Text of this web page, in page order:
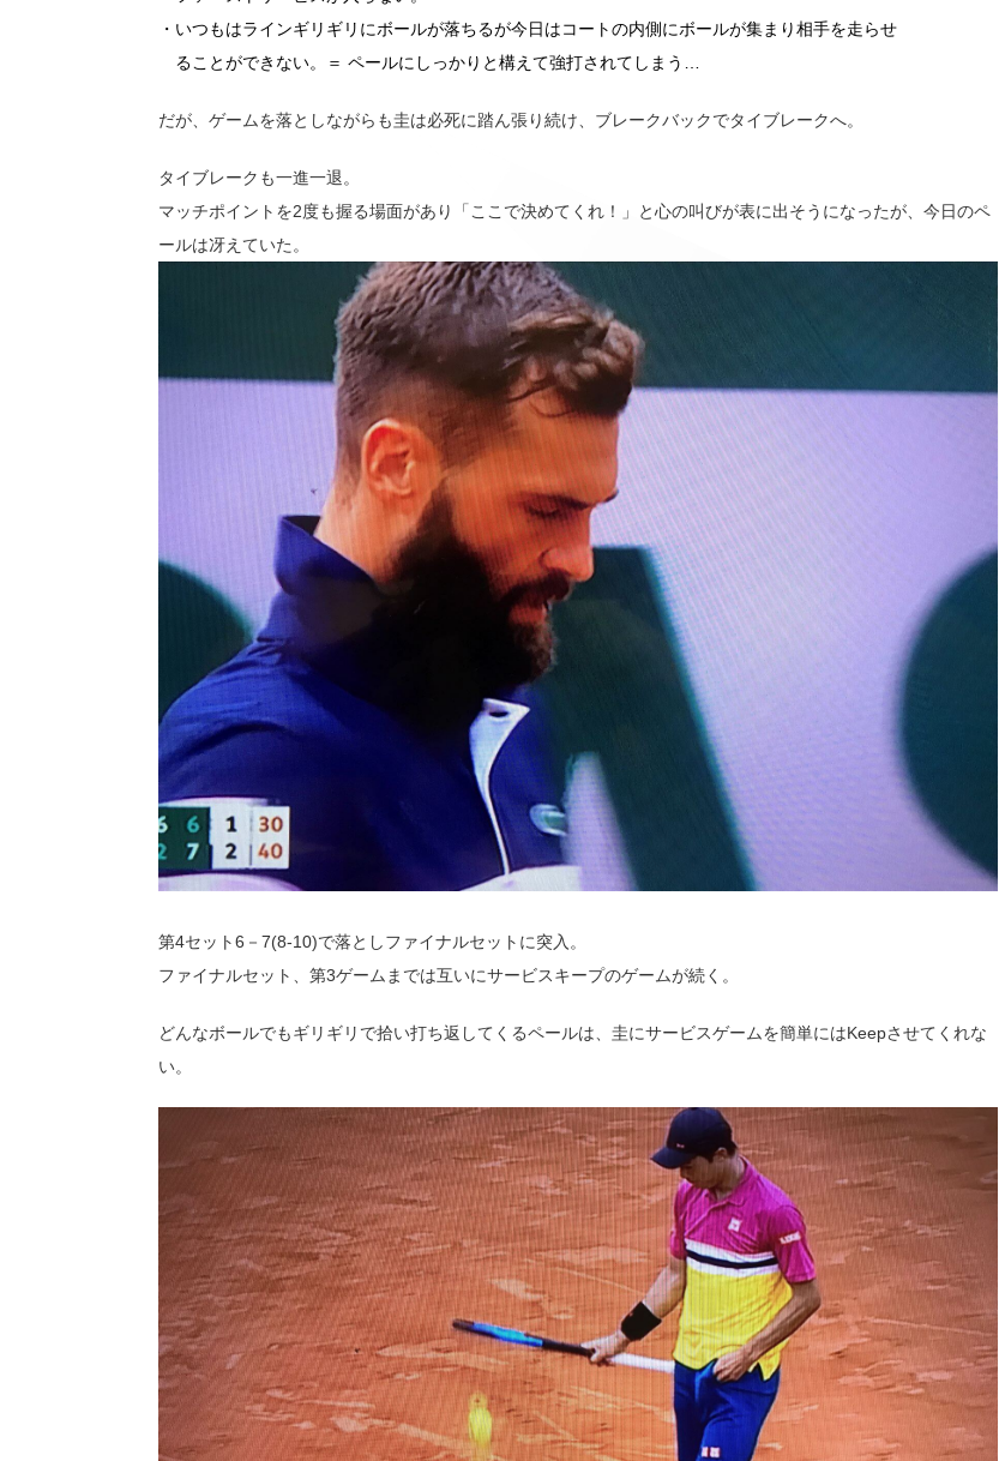
・いつもはラインギリギリにボールが落ちるが今日はコートの内側にボールが集まり相手を走らせ
ることができない。＝ ペールにしっかりと構えて強打されてしまう…
だが、ゲームを落としながらも圭は必死に踏ん張り続け、ブレークバックでタイブレークへ。
タイブレークも一進一退。
マッチポイントを2度も握る場面があり「ここで決めてくれ！」と心の叫びが表に出そうになったが、今日のペ
ールは冴えていた。
第4セット6－7(8-10)で落としファイナルセットに突入。
ファイナルセット、第3ゲームまでは互いにサービスキープのゲームが続く。
どんなボールでもギリギリで拾い打ち返してくるペールは、圭にサービスゲームを簡単にはKeepさせてくれな
い。